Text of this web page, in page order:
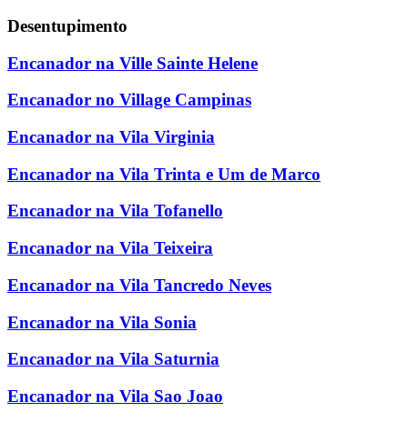
Desentupimento
Encanador na Ville Sainte Helene
Encanador no Village Campinas
Encanador na Vila Virginia
Encanador na Vila Trinta e Um de Marco
Encanador na Vila Tofanello
Encanador na Vila Teixeira
Encanador na Vila Tancredo Neves
Encanador na Vila Sonia
Encanador na Vila Saturnia
Encanador na Vila Sao Joao